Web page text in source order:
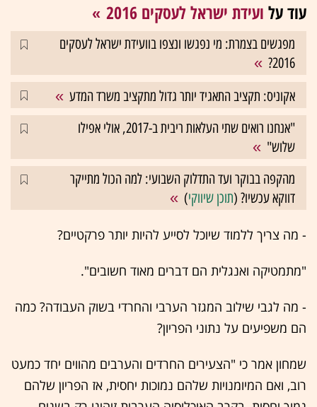
עוד על ועידת ישראל לעסקים 2016
מפגשים בצמרת: מי נפגשו ונצפו בוועידת ישראל לעסקים
2016?
אקוניס: תקציב התאגיד יותר גדול מתקציב משרד המדע
"אנחנו רואים שתי העלאות ריבית ב-2017, אולי אפילו
שלוש"
מהקפה בבוקר ועד התדלוק השבועי: למה הכול מתייקר
דווקא עכשיו? (תוכן שיווקי)
- מה צריך ללמוד שיוכל לסייע להיות יותר פרקטיים?
"מתמטיקה ואנגלית הם דברים מאוד חשובים".
- מה לגבי שילוב המגזר הערבי והחרדי בשוק העבודה? כמה
הם משפיעים על נתוני הפריון?
שמחון אמר כי "הצעירים החרדים והערבים מהווים יחד כמעט
רוב, ואם המיומנויות שלהם נמוכות יחסית, אז הפריון שלהם